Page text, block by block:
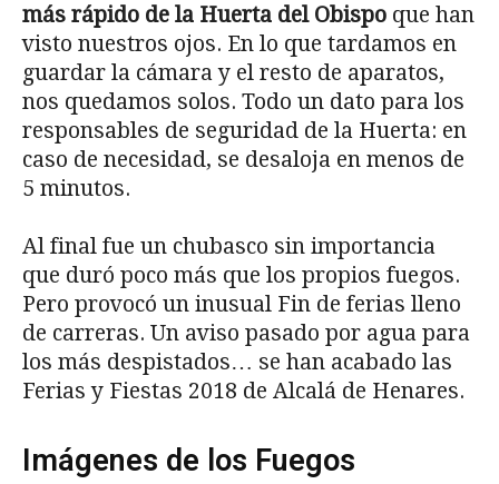
más rápido de la Huerta del Obispo que han
visto nuestros ojos. En lo que tardamos en
guardar la cámara y el resto de aparatos,
nos quedamos solos. Todo un dato para los
responsables de seguridad de la Huerta: en
caso de necesidad, se desaloja en menos de
5 minutos.
Al final fue un chubasco sin importancia
que duró poco más que los propios fuegos.
Pero provocó un inusual Fin de ferias lleno
de carreras. Un aviso pasado por agua para
los más despistados… se han acabado las
Ferias y Fiestas 2018 de Alcalá de Henares.
Imágenes de los Fuegos